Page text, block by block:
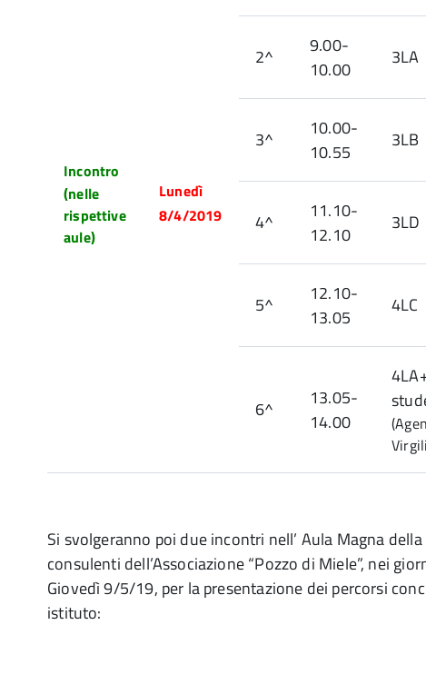
Incontro
(nelle
rispettive
aule)
Lunedì
8/4/2019
2^
9.00-
10.00
3LA
3^
10.00-
10.55
3LB
4^
11.10-
12.10
3LD
5^
12.10-
13.05
4LC
6^
13.05-
14.00
Si svolgeranno poi due incontri nell’ Aula Magna
consulenti dell’Associazione “Pozzo di Miele”, nei
Giovedì 9/5/19, per la presentazione dei percorsi
istituto: